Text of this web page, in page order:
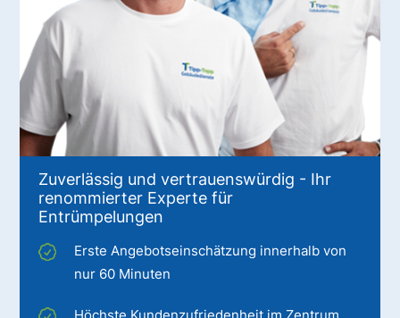
Zuverlässig und vertrauenswürdig - Ihr
renommierter Experte für
Entrümpelungen
Erste Angebotseinschätzung innerhalb von
nur 60 Minuten